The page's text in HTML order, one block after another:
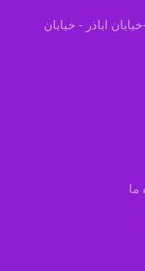
اباذر - خیابان
ما